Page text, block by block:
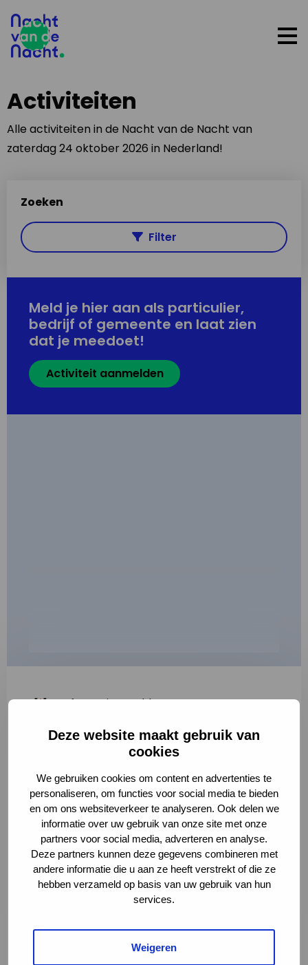
Deze website maakt gebruik van
cookies
We gebruiken cookies om content en advertenties te
personaliseren, om functies voor social media te bieden
en om ons websiteverkeer te analyseren. Ook delen we
informatie over uw gebruik van onze site met onze
partners voor social media, adverteren en analyse.
Deze partners kunnen deze gegevens combineren met
andere informatie die u aan ze heeft verstrekt of die ze
hebben verzameld op basis van uw gebruik van hun
services.
Weigeren
Activiteiten
Alle activiteiten in de Nacht van de Nacht van
zaterdag 24 oktober 2026 in Nederland!
Zoeken
Filter
Meld je hier aan als particulier,
bedrijf of gemeente en laat zien
dat je meedoet!
Activiteit aanmelden
"*" geeft vereiste velden aan
2
Volledige omschrijving*